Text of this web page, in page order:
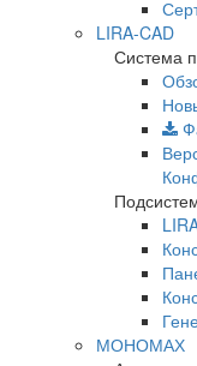
LIRA-CAD
Система
МОНОМАХ